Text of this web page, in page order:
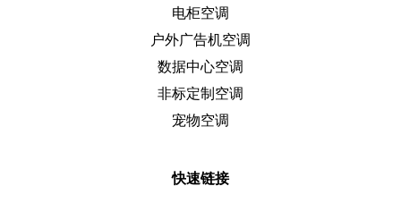
电柜空调
户外广告机空调
数据中心空调
非标定制空调
宠物空调
快速链接